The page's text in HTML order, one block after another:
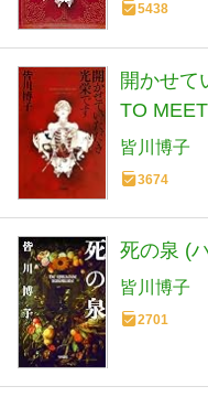
5438
開かせ
TO
6-4)
皆川博子
3674
死の泉 (
皆川博子
2701